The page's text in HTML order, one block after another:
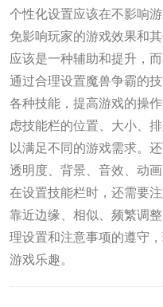
个性化设置应该在不影响
免影响玩家的游戏效果和
应该是一种辅助和提升，
通过合理设置魔兽争霸的
各种技能，提高游戏的操
虑技能栏的位置、大小、
以满足不同的游戏需求。
透明度、背景、音效、动
在设置技能栏时，还需要
靠近边缘、相似、频繁调
理设置和注意事项的遵守
游戏乐趣。